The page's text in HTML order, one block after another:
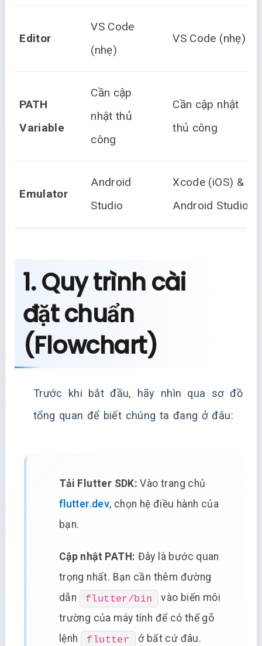
Editor
VS Code
(nhẹ)
VS Code (nhẹ)
PATH
Variable
Cần cập
nhật thủ
công
Cần cập nhật
thủ công
Emulator
Android
Studio
Xcode (iOS) &
Android Studio
1. Quy trình cài
đặt chuẩn
(Flowchart)
Trước khi bắt đầu, hãy nhìn qua sơ đồ
tổng quan để biết chúng ta đang ở đâu:
Tải Flutter SDK: Vào trang chủ
flutter.dev, chọn hệ điều hành của
bạn.
Cập nhật PATH: Đây là bước quan
trọng nhất. Bạn cần thêm đường
dẫn
flutter/bin
vào biến môi
trường của máy tính để có thể gõ
lệnh
flutter ở bất cứ đâu.